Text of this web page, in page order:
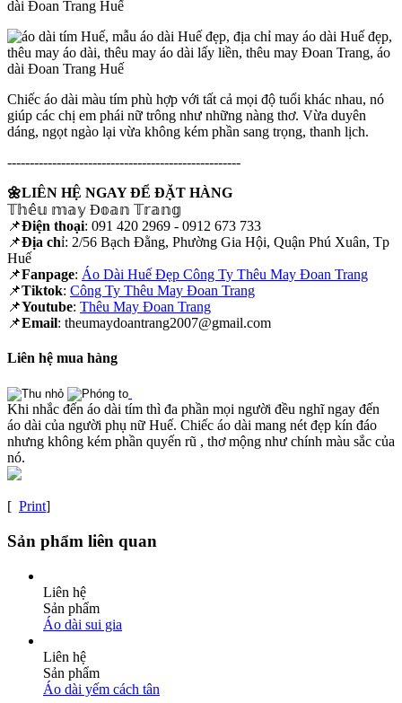
Chiếc áo dài màu tím phù hợp với tất cả mọi độ tuổi khác nhau, nó
giúp các chị em phái nữ trông như những nàng thơ. Vừa duyên
dáng, ngọt ngào lại vừa không kém phần sang trọng, thanh lịch.
----------------------------------------------------
🌼LIÊN HỆ NGAY ĐỂ ĐẶT HÀNG
𝕋𝕙𝕖̂𝕦 𝕞𝕒𝕪 Đ𝕠𝕒𝕟 𝕋𝕣𝕒𝕟𝕘
📌Điện thoại: 091 420 2969 - 0912 673 733
📌Địa chỉ: 2/56 Bạch Đằng, Phường Gia Hội, Quận Phú Xuân, Tp
Huế
📌Fanpage: Áo Dài Huế Đẹp Công Ty Thêu May Đoan Trang
📌Tiktok: Công Ty Thêu May Đoan Trang
📌Youtube: Thêu May Đoan Trang
📌Email: theumaydoantrang2007@gmail.com
Liên hệ mua hàng
Khi nhắc đến áo dài tím thì đa phần mọi người đều nghĩ ngay đến
áo dài của người phụ nữ Huế. Chiếc áo dài mang nét đẹp kín đáo
nhưng không kém phần quyến rũ , thơ mộng như chính màu sắc của
nó.
[ Print]
Sản phẩm liên quan
Liên hệ
Sản phẩm
Áo dài sui gia
Liên hệ
Sản phẩm
Áo dài yếm cách tân